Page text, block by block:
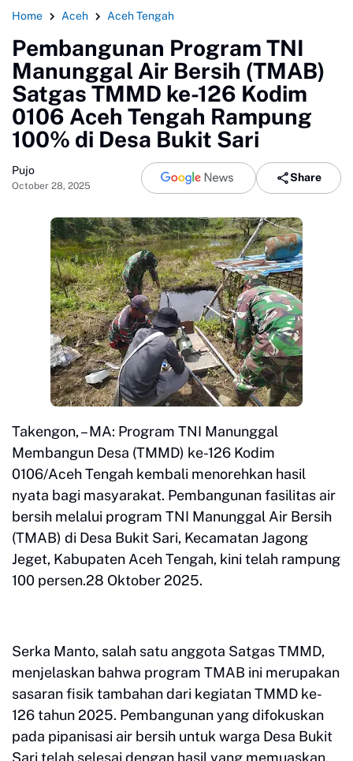
Home Aceh Aceh Tengah
Pembangunan Program TNI
Manunggal Air Bersih (TMAB)
Satgas TMMD ke-126 Kodim
0106 Aceh Tengah Rampung
100% di Desa Bukit Sari
Pujo
October 28, 2025
Share
Takengon, – MA: Program TNI Manunggal
Membangun Desa (TMMD) ke-126 Kodim
0106/Aceh Tengah kembali menorehkan hasil
nyata bagi masyarakat. Pembangunan fasilitas air
bersih melalui program TNI Manunggal Air Bersih
(TMAB) di Desa Bukit Sari, Kecamatan Jagong
Jeget, Kabupaten Aceh Tengah, kini telah rampung
100 persen.28 Oktober 2025.
Serka Manto, salah satu anggota Satgas TMMD,
menjelaskan bahwa program TMAB ini merupakan
sasaran fisik tambahan dari kegiatan TMMD ke-
126 tahun 2025. Pembangunan yang difokuskan
pada pipanisasi air bersih untuk warga Desa Bukit
Sari telah selesai dengan hasil yang memuaskan.